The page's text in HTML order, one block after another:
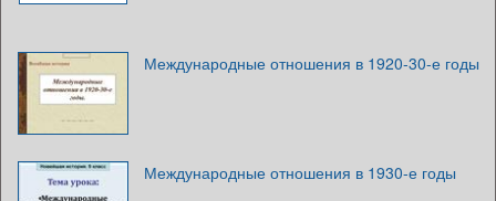
Международные отношения в 1920-30-е годы
Международные отношения в 1930-е годы